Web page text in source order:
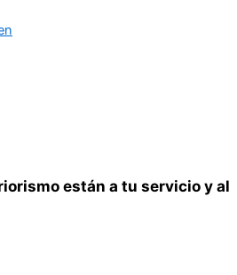
están a tu servicio y al